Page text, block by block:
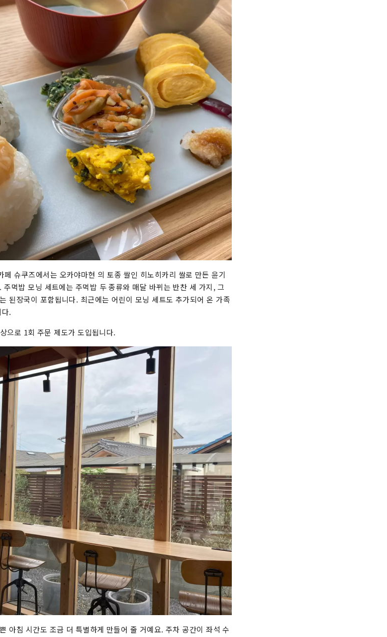
슈쿠즈에서는 오카야마현 의 토종 쌀인 히노히카리 쌀로 만든 윤기
먹밥 모닝 세트에는 주먹밥 두 종류와 매달 바뀌는 반찬 세 가지, 그
된장국이 포함됩니다. 최근에는 어린이 모닝 세트도 추가되어 온 가족
.
으로 1회 주문 제도가 도입됩니다.
아침 시간도 조금 더 특별하게 만들어 줄 거예요. 주차 공간이 좌석 수